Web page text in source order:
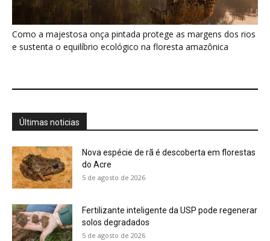
Fertilizante inteligente da USP pode regenerar
solos degradados
5 de agosto de 2026
Um simples tapete de musgo escondia
5 de agosto de 2026
5 de agosto de 2026